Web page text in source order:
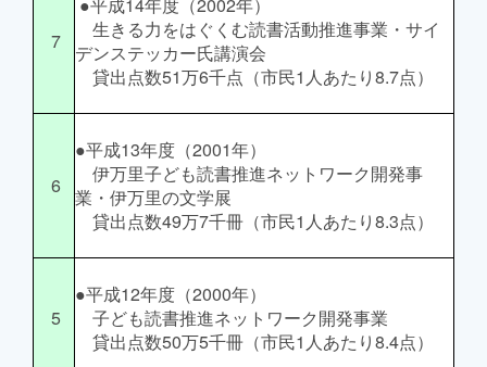
7
生きる力をはぐくむ読書活動推進事業・サイ
デンステッカー氏講演会
貸出点数51万6千点（市民1人あたり8.7点）
6
●平成13年度（2001年）
伊万里子ども読書推進ネットワーク開発事
業・伊万里の文学展
貸出点数49万7千冊（市民1人あたり8.3点）
5
●平成12年度（2000年）
子ども読書推進ネットワーク開発事業
貸出点数50万5千冊（市民1人あたり8.4点）